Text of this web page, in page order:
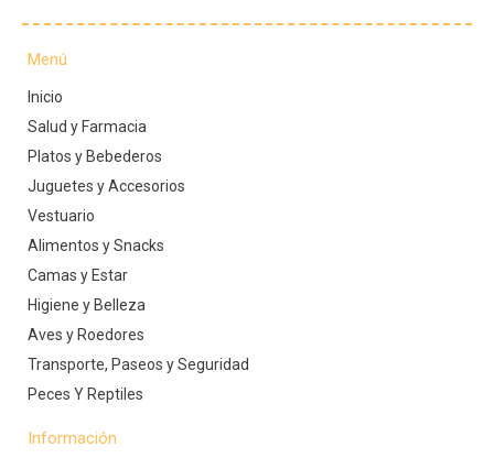
Menú
Inicio
Salud y Farmacia
Platos y Bebederos
Juguetes y Accesorios
Vestuario
Alimentos y Snacks
Camas y Estar
Higiene y Belleza
Aves y Roedores
Transporte, Paseos y Seguridad
Peces Y Reptiles
Información